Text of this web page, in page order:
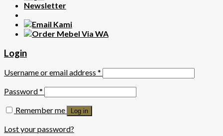
Newsletter
Login
Username or email address *
Password*
Remember me
Log in
Lost your password?